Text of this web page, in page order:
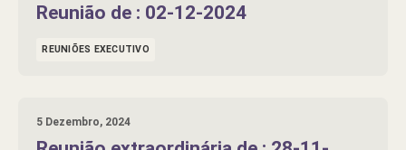
Reunião de : 02-12-2024
REUNIÕES EXECUTIVO
5 Dezembro, 2024